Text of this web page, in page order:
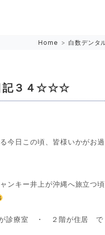
Home > 白数デンタ
記３４☆☆☆
今日この頃、皆様いかがお
ンキー井上が沖縄へ旅立つ
診療室 ・ ２階が住居 で